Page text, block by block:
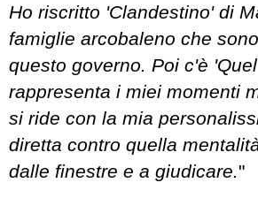
Ho riscritto 'Clandestino' di
famiglie arcobaleno che
questo governo. Poi c'è
rappresenta i miei momenti
si ride con la mia
diretta contro quella
dalle finestre e a giudicare. "